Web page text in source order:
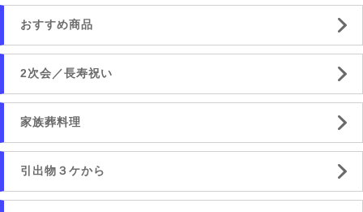
おすすめ商品
2次会／長寿祝い
家族葬料理
引出物３ケから